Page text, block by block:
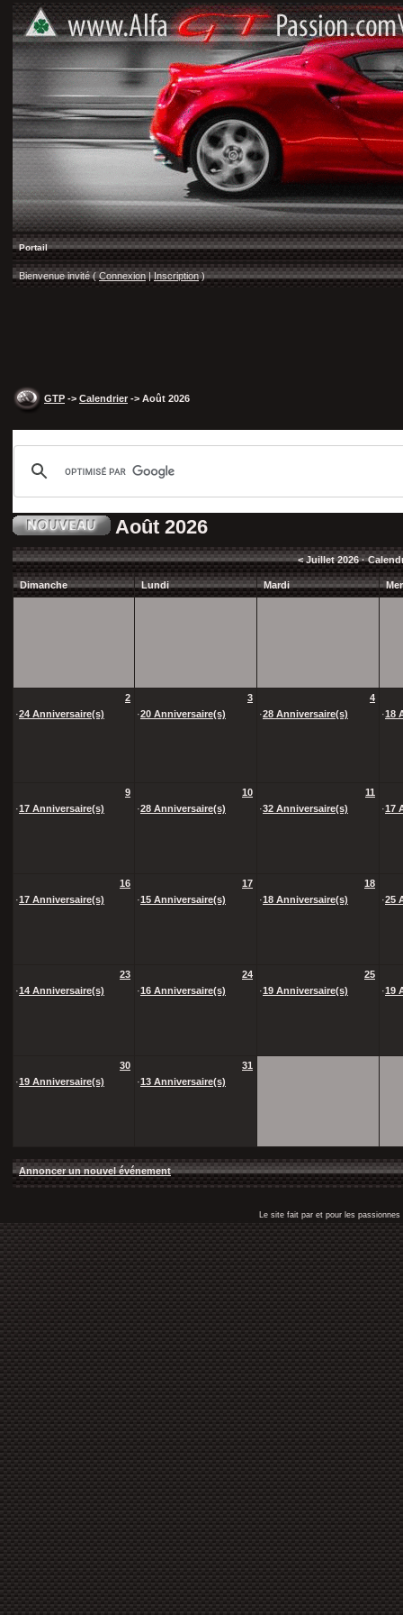
Portail
Bienvenue invité ( Connexion |Inscription)
GTP -> Calendrier -> Août 2026
Août 2026
<Juillet 2026·
Dimanche Lundi Mardi
2
·24 Anniversaire(s)
3
·20 Anniversaire(s)
4
·28 Anniversaire(s) ·18
9
·17 Anniversaire(s)
10
·28 Anniversaire(s)
11
·32 Anniversaire(s) ·17
16
·17 Anniversaire(s)
17
·15 Anniversaire(s)
18
·18 Anniversaire(s) ·25
23
·14 Anniversaire(s)
24
·16 Anniversaire(s)
25
·19 Anniversaire(s) ·19
30
·19 Anniversaire(s)
31
·13 Anniversaire(s)
Annoncer un nouvel événement
Le site fait par et pour les